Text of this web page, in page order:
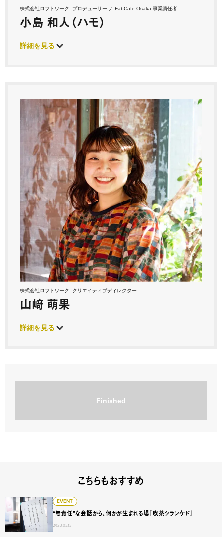
株式会社ロフトワーク, プロデューサー ／ FabCafe Osaka 事業責任者
小島 和人（ハモ）
詳細を見る
株式会社ロフトワーク, クリエイティブディレクター
山﨑 萌果
詳細を見る
Finished
こちらもおすすめ
EVENT
“無責任”な会話から、何かが生まれる場『喫茶シランケド』
2023.03.13
“無責任”な会話から、何かが生まれる場『喫茶シランケド』